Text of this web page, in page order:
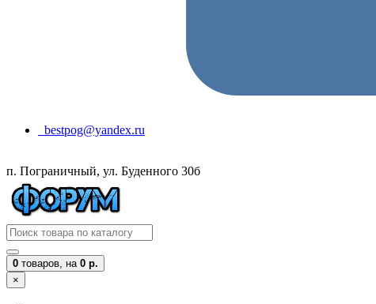
bestpog@yandex.ru
п. Пограничный, ул. Буденного 30б
0 товаров, на 0 р.
×